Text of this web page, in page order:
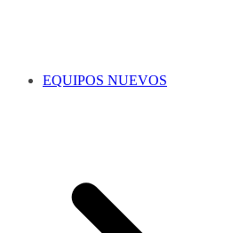
EQUIPOS NUEVOS